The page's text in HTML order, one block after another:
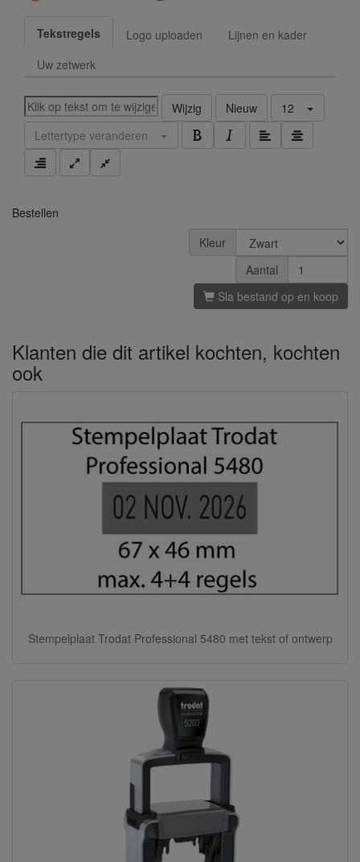
Tekstregels Logo uploaden
Lijnen en kader
Uw zetwerk
Wijzig Nieuw
12
Lettertype veranderen
Bestellen
Kleur
Aantal
Sla bestand op en koop
Klanten die dit artikel kochten, kochten
ook
Stempelplaat Trodat Professional 5480 met tekst of ontwerp